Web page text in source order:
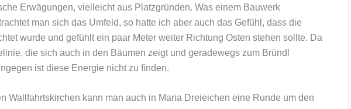
Erwägungen, vielleicht aus Platzgründen. Was einem Bauwerk
man sich das Umfeld, so hatte ich aber auch das Gefühl, dass die
wurde und gefühlt ein paar Meter weiter Richtung Osten stehen sollte. Da
die sich auch in den Bäumen zeigt und geradewegs zum Bründl
ist diese Energie nicht zu finden.
Wallfahrtskirchen kann man auch in Maria Dreieichen eine Runde um den